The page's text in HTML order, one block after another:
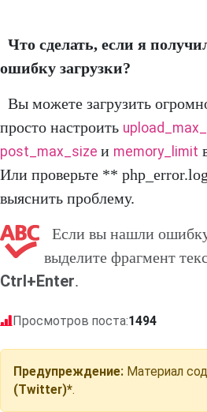
Что сделать, если я
ошибку загрузки?
Вы можете загрузить
просто настроить
post_max_size и memory_limit
Или проверьте **
выяснить проблему.
Если вы нашли
выделите фрагмент
Ctrl+Enter.
Просмотров поста:1494
Предупреждение: Материал
(Twitter)*.